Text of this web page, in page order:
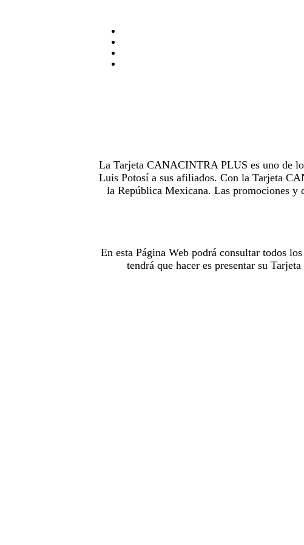
La Tarjeta CANACINTRA PLUS es uno de
Luis Potosí a sus afiliados. Con la Tarjeta
la República Mexicana. Las promociones y
En esta Página Web podrá consultar todos
tendrá que hacer es presentar su